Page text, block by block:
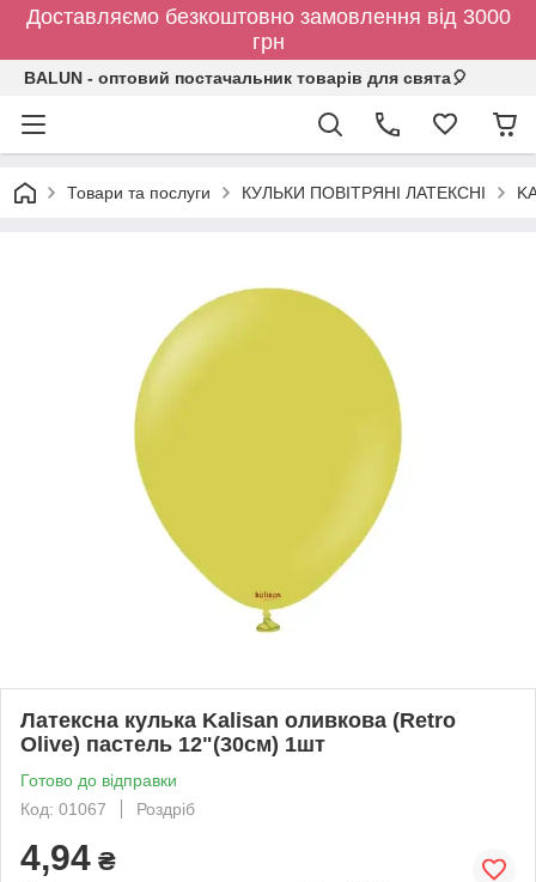
Доставляємо безкоштовно замовлення від 3000
грн
BALUN - оптовий постачальник товарів для свята🎈
Товари та послуги КУЛЬКИ ПОВІТРЯНІ ЛАТЕКСНІ
Латексна кулька Kalisan оливкова (Retro
Olive) пастель 12"(30см) 1шт
Готово до відправки
Код: 01067
Роздріб
4,94 ₴